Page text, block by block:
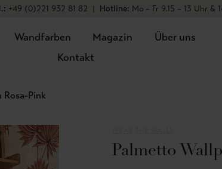
+49 (0)221 932 81 82 | Hotline: Mo – Fr 9.15 – 13 Uhr &
Wandfarben Magazin
Über uns
Kontakt
Rosa-Pink
Palmetto